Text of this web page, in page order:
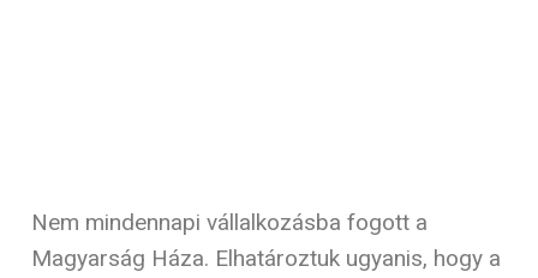
Nem mindennapi vállalkozásba fogott a
Magyarság Háza. Elhatároztuk ugyanis, hogy a